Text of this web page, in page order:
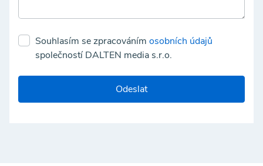
Souhlasím se zpracováním osobních údajů
společností DALTEN media s.r.o.
Odeslat